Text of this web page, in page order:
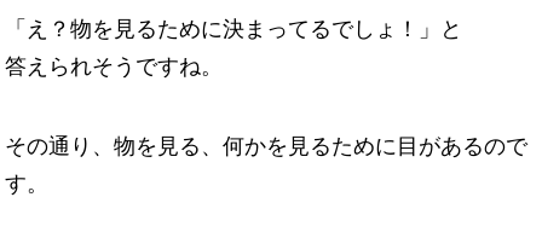
「え？物を見るために決まってるでしょ！」と
答えられそうですね。
その通り、物を見る、何かを見るために目があるので
す。